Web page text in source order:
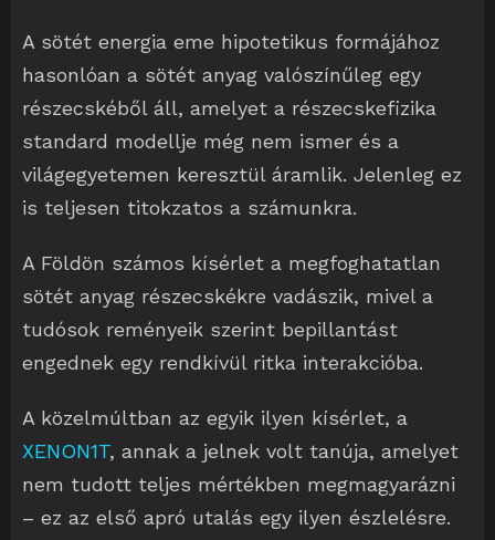
A sötét energia eme hipotetikus formájához
hasonlóan a sötét anyag valószínűleg egy
részecskéből áll, amelyet a részecskefizika
standard modellje még nem ismer és a
világegyetemen keresztül áramlik. Jelenleg ez
is teljesen titokzatos a számunkra.
A Földön számos kísérlet a megfoghatatlan
sötét anyag részecskékre vadászik, mivel a
tudósok reményeik szerint bepillantást
engednek egy rendkívül ritka interakcióba.
A közelmúltban az egyik ilyen kísérlet, a
XENON1T, annak a jelnek volt tanúja, amelyet
nem tudott teljes mértékben megmagyarázni
– ez az első apró utalás egy ilyen észlelésre.